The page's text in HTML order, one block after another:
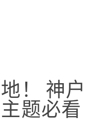
！ 神户
题必看